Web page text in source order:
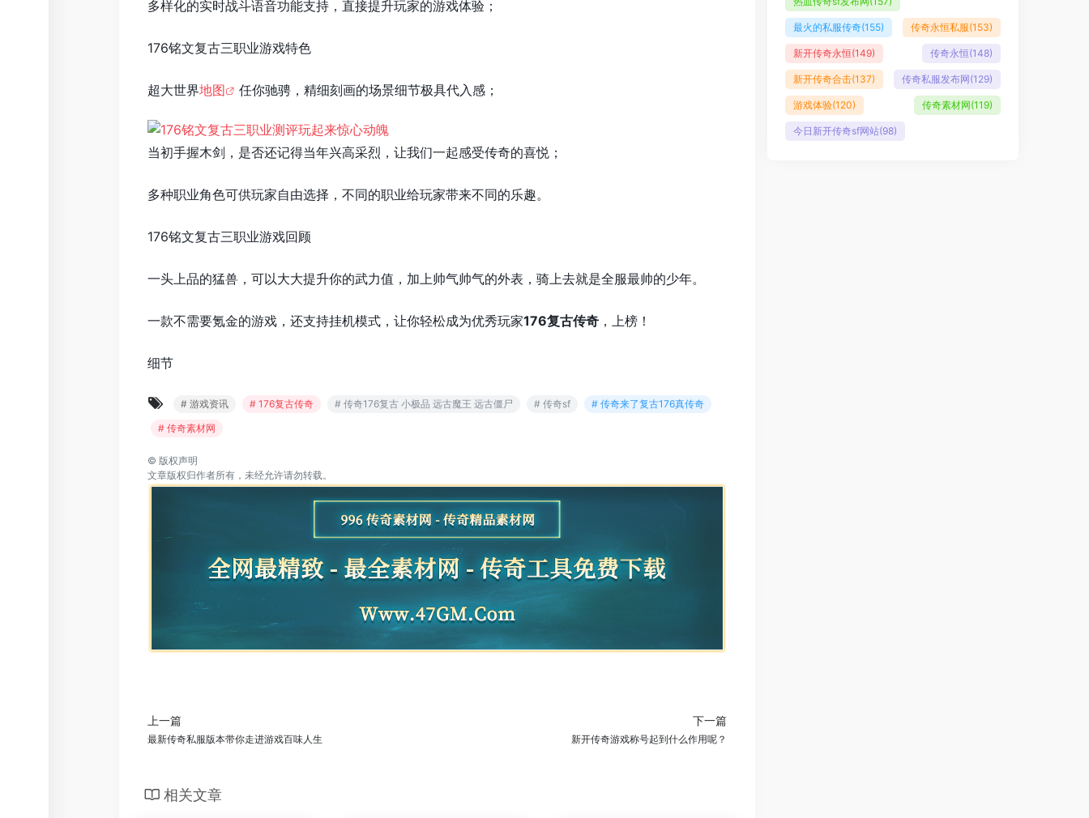
多样化的实时战斗语音功能支持，直接提升玩家的游戏体验；
176铭文复古三职业游戏特色
超大世界地图 任你驰骋，精细刻画的场景细节极具代入感；
当初手握木剑，是否还记得当年兴高采烈，让我们一起感受传奇的喜悦；
多种职业角色可供玩家自由选择，不同的职业给玩家带来不同的乐趣。
176铭文复古三职业游戏回顾
一头上品的猛兽，可以大大提升你的武力值，加上帅气帅气的外表，骑上去就是全服最帅的少年。
一款不需要氪金的游戏，还支持挂机模式，让你轻松成为优秀玩家176复古传奇 ，上榜！
细节
# 游戏资讯 # 176复古传奇 # 传奇176复古 小极品 远古魔王 远古僵尸 # 传奇sf
# 传奇来了复古176真传奇
# 传奇素材网
© 版权声明
文章版权归作者所有，未经允许请勿转载。
上一篇
最新传奇私服版本带你走进游戏百味人生
下一篇
新开传奇游戏称号起到什么作用呢？
相关文章
最火的私服传奇(155) 传奇永恒私服(153)
新开传奇永恒(149) 传奇永恒(148)
新开传奇合击(137) 传奇私服发布网(129)
游戏体验(120) 传奇素材网(119)
今日新开传奇sf网站(98)